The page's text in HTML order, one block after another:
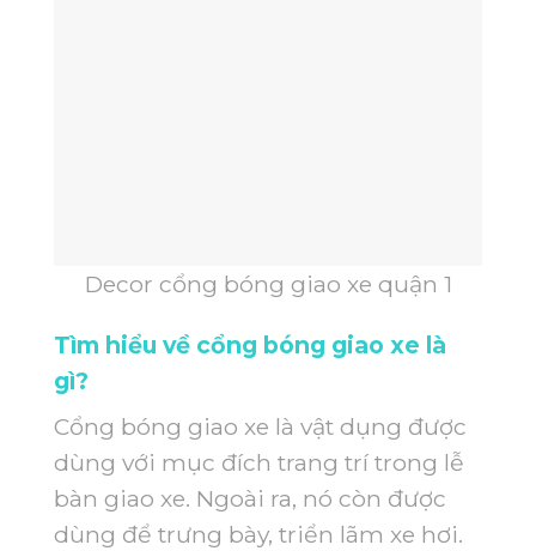
Decor cổng bóng giao xe quận 1
Tìm hiểu về cổng bóng giao xe là
gì?
Cổng bóng giao xe là vật dụng được
dùng với mục đích trang trí trong lễ
bàn giao xe. Ngoài ra, nó còn được
dùng để trưng bày, triển lãm xe hơi.